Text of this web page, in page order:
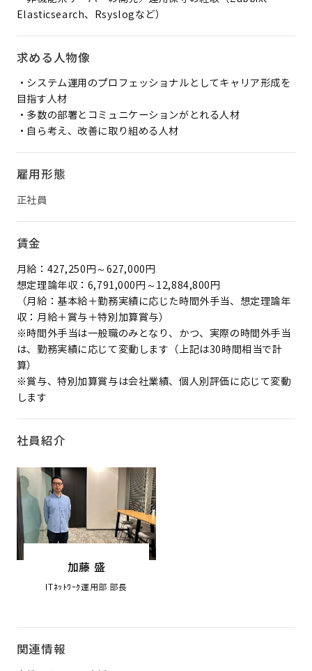
Elasticsearch、Rsyslogなど）
求める人物像
・システム運用のプロフェッショナルとしてキャリア形成を
目指す人材
・多数の部署とコミュニケーションがとれる人材
・自ら考え、改善に取り組める人材
雇用形態
正社員
賃金
月給：427,250円～627,000円
想定理論年収：6,791,000円～12,884,800円
（月給：基本給＋勤務実績に応じた時間外手当、想定理論年
収：月給＋賞与＋特別加算賞与）
※時間外手当は一般職のみとなり、かつ、実際の時間外手当
は、勤務実績に応じて変動します（上記は30時間相当で計
算）
※賞与、特別加算賞与は会社業績、個人別評価に応じて変動
します
社員紹介
加藤 盛
ITﾈｯﾄﾜｰｸ運用部 部長
関連情報